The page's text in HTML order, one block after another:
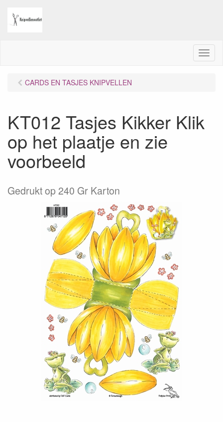
M
e
CARDS EN TASJES KNIPVELLEN
KT012 Tasjes Kikker Klik
op het plaatje en zie
voorbeeld
Gedrukt op 240 Gr Karton